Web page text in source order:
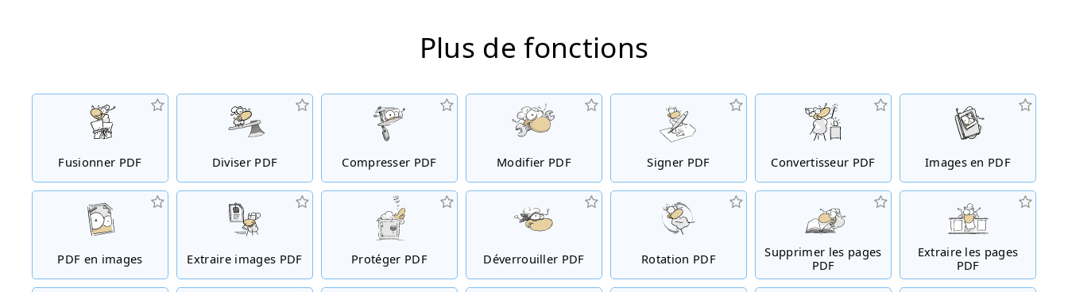
Plus de fonctions
Fusionner PDF Diviser PDF Compresser PDF Modifier PDF Signer PDF Convertisseur PDF Images en PDF
PDF en images Extraire images PDF Protéger PDF Déverrouiller PDF Rotation PDF
Supprimer les pages
PDF
Extraire les pages
PDF